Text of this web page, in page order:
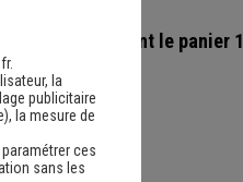
complètent le panier
la
publicitaire
), la mesure de
ces
sans les